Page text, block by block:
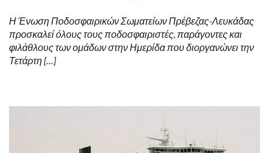
Η Ένωση Ποδοσφαιρικών Σωματείων Πρέβεζας-Λευκάδας
προσκαλεί όλους τους ποδοσφαιριστές, παράγοντες και
φιλάθλους των ομάδων στην Ημερίδα που διοργανώνει την
Τετάρτη […]